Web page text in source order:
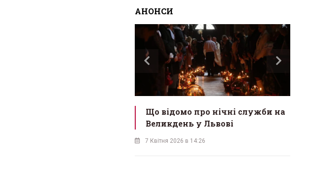
АНОНСИ
Що відомо про нічні служби на
Великдень у Львові
7 Квітня 2026 в 14:26